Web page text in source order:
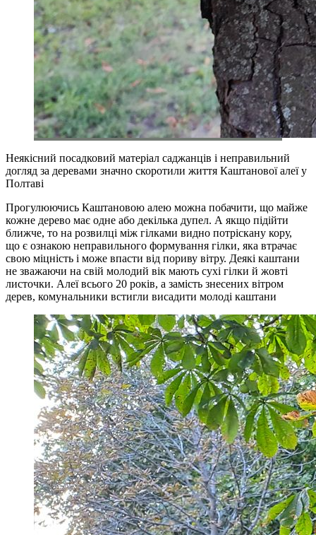
Неякісний посадковий матеріал саджанців і неправильний
догляд за деревами значно скоротили життя Каштанової алеї у
Полтаві
Прогулюючись Каштановою алею можна побачити, що майже
кожне дерево має одне або декілька дупел. А якщо підійти
ближче, то на розвилці між гілками видно потріскану кору,
що є ознакою неправильного формування гілки, яка втрачає
свою міцність і може впасти від пориву вітру. Деякі каштани
не зважаючи на свій молодий вік мають сухі гілки й жовті
листочки. Алеї всього 20 років, а замість знесених вітром
дерев, комунальники встигли висадити молоді каштани